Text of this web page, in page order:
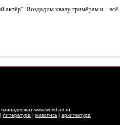
актёр". Воздадим хвалу гримёрам и... всё.
www.world-art.ru
| литература | живопись | архитектура